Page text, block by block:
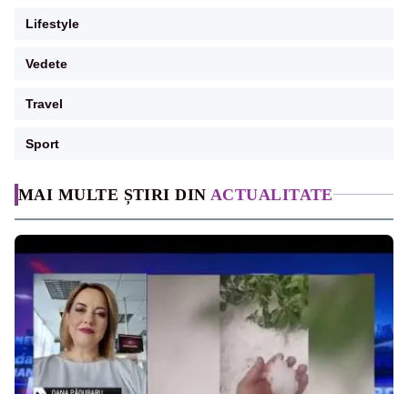
MAI MULTE ȘTIRI DIN ACTUALITATE
Lifestyle
Vedete
Travel
Sport